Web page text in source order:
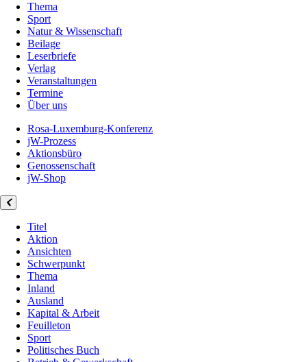
Thema
Sport
Natur & Wissenschaft
Beilage
Leserbriefe
Verlag
Veranstaltungen
Termine
Über uns
Rosa-Luxemburg-Konferenz
jW-Prozess
Aktionsbüro
Genossenschaft
jW-Shop
Titel
Aktion
Ansichten
Schwerpunkt
Thema
Inland
Ausland
Kapital & Arbeit
Feuilleton
Sport
Politisches Buch